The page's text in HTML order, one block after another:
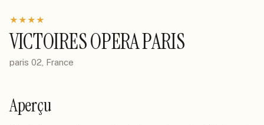
★★★★
VICTOIRES OPERA PARIS
paris 02, France
Aperçu